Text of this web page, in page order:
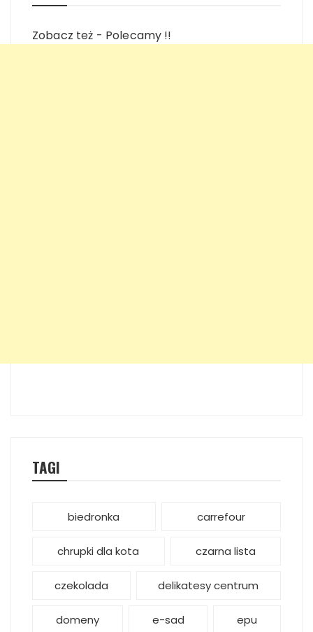
Zobacz też - Polecamy !!
TAGI
biedronka carrefour
chrupki dla kota czarna lista
czekolada delikatesy centrum
domeny e-sad epu